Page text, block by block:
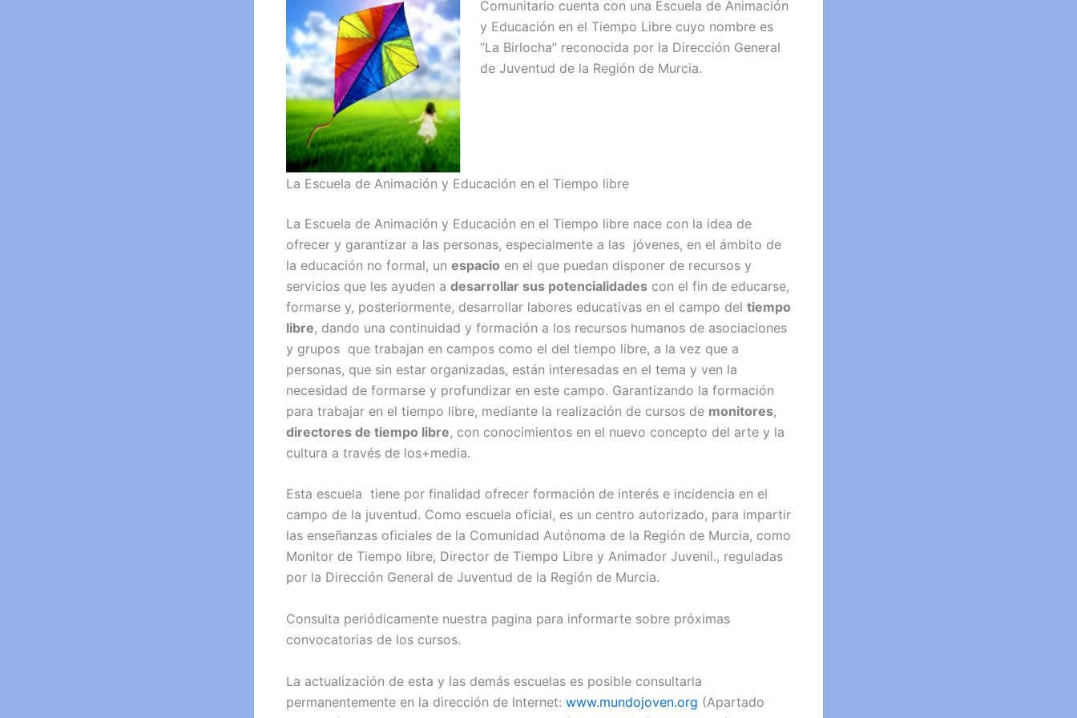
Comunitario cuenta con una Escuela de Animación
y Educación en el Tiempo Libre cuyo nombre es
”La Birlocha” reconocida por la Dirección General
de Juventud de la Región de Murcia.
La Escuela de Animación y Educación en el Tiempo libre
La Escuela de Animación y Educación en el Tiempo libre nace con la idea de
ofrecer y garantizar a las personas, especialmente a las jóvenes, en el ámbito de
la educación no formal, un espacio en el que puedan disponer de recursos y
servicios que les ayuden a desarrollar sus potencialidades con el fin de educarse,
formarse y, posteriormente, desarrollar labores educativas en el campo del tiempo
libre, dando una continuidad y formación a los recursos humanos de asociaciones
y grupos que trabajan en campos como el del tiempo libre, a la vez que a
personas, que sin estar organizadas, están interesadas en el tema y ven la
necesidad de formarse y profundizar en este campo. Garantizando la formación
para trabajar en el tiempo libre, mediante la realización de cursos de monitores,
directores de tiempo libre, con conocimientos en el nuevo concepto del arte y la
cultura a través de los+media.
Esta escuela tiene por finalidad ofrecer formación de interés e incidencia en el
campo de la juventud. Como escuela oficial, es un centro autorizado, para impartir
las enseñanzas oficiales de la Comunidad Autónoma de la Región de Murcia, como
Monitor de Tiempo libre, Director de Tiempo Libre y Animador Juvenil., reguladas
por la Dirección General de Juventud de la Región de Murcia.
Consulta periódicamente nuestra pagina para informarte sobre próximas
convocatorias de los cursos.
La actualización de esta y las demás escuelas es posible consultarla
permanentemente en la dirección de Internet: www.mundojoven.org (Apartado